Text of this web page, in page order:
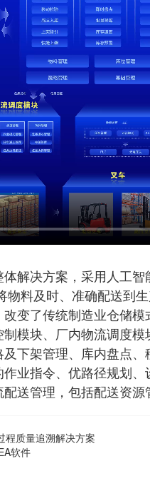
解决方案，采用人工
物料及时、准确配送到
变了传统制造业仓储
模块、厂内物流调度
下架管理、库内盘点
业指令、优路径规划
送管理，包括配送资源
程质量追溯解决方案
软件